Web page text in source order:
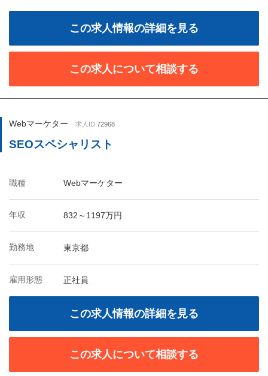
この求人情報の詳細を見る
この求人について相談する
Webマーケター 求人ID:72968
SEOスペシャリスト
職種 Webマーケター
年収 832～1197万円
勤務地 東京都
雇用形態 正社員
この求人情報の詳細を見る
この求人について相談する